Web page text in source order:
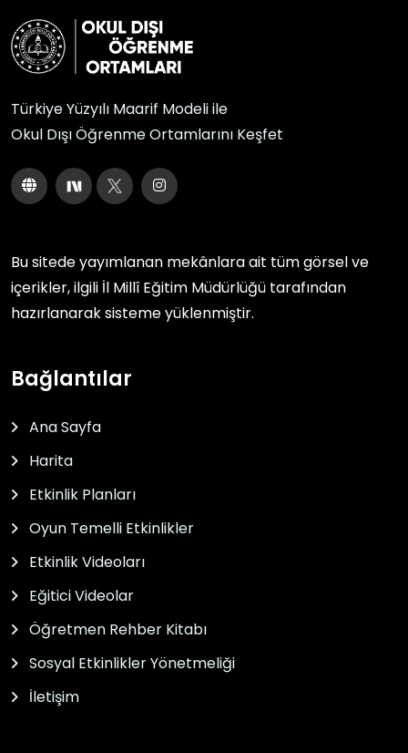
Türkiye Yüzyılı Maarif Modeli ile
Okul Dışı Öğrenme Ortamlarını Keşfet
Bu sitede yayımlanan mekânlara ait tüm görsel ve
içerikler, ilgili İl Millî Eğitim Müdürlüğü tarafından
hazırlanarak sisteme yüklenmiştir.
Bağlantılar
Ana Sayfa
Harita
Etkinlik Planları
Oyun Temelli Etkinlikler
Etkinlik Videoları
Eğitici Videolar
Öğretmen Rehber Kitabı
Sosyal Etkinlikler Yönetmeliği
İletişim